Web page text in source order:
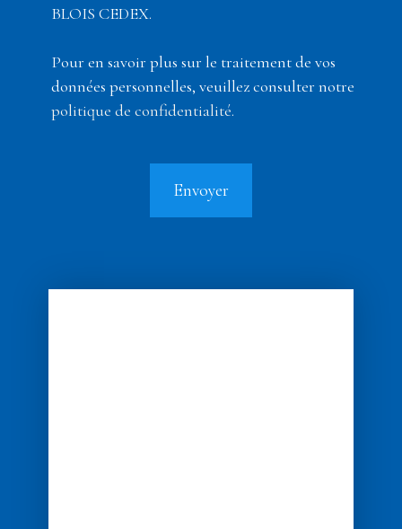
BLOIS CEDEX.
Pour en savoir plus sur le traitement de vos
données personnelles, veuillez consulter notre
politique de confidentialité.
Envoyer